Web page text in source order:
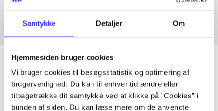
Samtykke Detaljer Om
Hjemmesiden bruger cookies
Vi bruger cookies til besøgsstatistik og optimering af
brugervenlighed. Du kan til enhver tid ændre eller
tilbagetrække dit samtykke ved at klikke på ”Cookies” i
bunden af siden. Du kan læse mere om de anvendte
Artikler
Alle registrerede artikler fordelt på udgivelser